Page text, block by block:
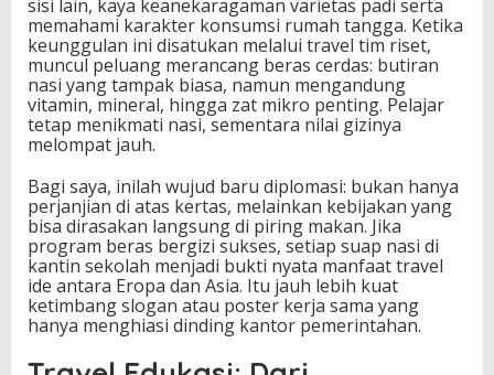
sisi lain, kaya keanekaragaman varietas padi serta
memahami karakter konsumsi rumah tangga. Ketika
keunggulan ini disatukan melalui travel tim riset,
muncul peluang merancang beras cerdas: butiran
nasi yang tampak biasa, namun mengandung
vitamin, mineral, hingga zat mikro penting. Pelajar
tetap menikmati nasi, sementara nilai gizinya
melompat jauh.
Bagi saya, inilah wujud baru diplomasi: bukan hanya
perjanjian di atas kertas, melainkan kebijakan yang
bisa dirasakan langsung di piring makan. Jika
program beras bergizi sukses, setiap suap nasi di
kantin sekolah menjadi bukti nyata manfaat travel
ide antara Eropa dan Asia. Itu jauh lebih kuat
ketimbang slogan atau poster kerja sama yang
hanya menghiasi dinding kantor pemerintahan.